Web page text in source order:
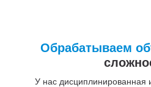
Обрабатываем
У нас дисциплинированная